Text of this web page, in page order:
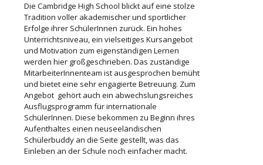
Die Cambridge High School blickt auf eine stolze
Tradition voller akademischer und sportlicher
Erfolge ihrer SchülerInnen zurück. Ein hohes
Unterrichtsniveau, ein vielseitiges Kursangebot
und Motivation zum eigenständigen Lernen
werden hier großgeschrieben. Das zuständige
MitarbeiterInnenteam ist ausgesprochen bemüht
und bietet eine sehr engagierte Betreuung. Zum
Angebot gehört auch ein abwechslungsreiches
Ausflugsprogramm für internationale
SchülerInnen. Diese bekommen zu Beginn ihres
Aufenthaltes einen neuseeländischen
Schülerbuddy an die Seite gestellt, was das
Einleben an der Schule noch einfacher macht.